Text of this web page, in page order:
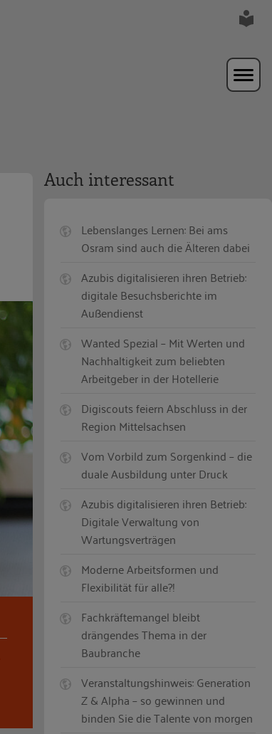
Auch interessant
Lebenslanges Lernen: Bei ams
Osram sind auch die Älteren dabei
Azubis digitalisieren ihren Betrieb:
digitale Besuchsberichte im
Außendienst
Wanted Spezial – Mit Werten und
Nachhaltigkeit zum beliebten
Arbeitgeber in der Hotellerie
Digiscouts feiern Abschluss in der
Region Mittelsachsen
Vom Vorbild zum Sorgenkind – die
duale Ausbildung unter Druck
Azubis digitalisieren ihren Betrieb:
Digitale Verwaltung von
Wartungsverträgen
Moderne Arbeitsformen und
Flexibilität für alle?!
Fachkräftemangel bleibt
drängendes Thema in der
Baubranche
Veranstaltungshinweis: Generation
Z & Alpha – so gewinnen und
binden Sie die Talente von morgen